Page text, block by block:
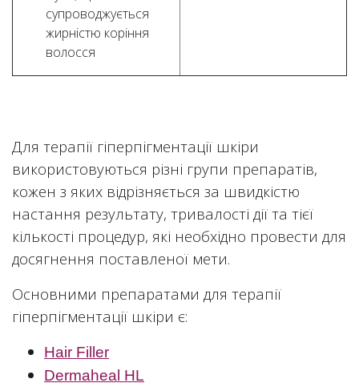
супроводжується
жирністю коріння
волосся
Для терапії гіперпігментації шкіри
використовуються різні групи препаратів,
кожен з яких відрізняється за швидкістю
настання результату, тривалості дії та тієї
кількості процедур, які необхідно провести для
досягнення поставленої мети.
Основними препаратами для терапії
гіперпігментації шкіри є:
Hair Filler
Dermaheal HL